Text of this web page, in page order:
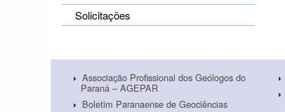
Solicitações
Associação Profissional dos Geólogos do
Paraná – AGEPAR
Boletim Paranaense de Geociências